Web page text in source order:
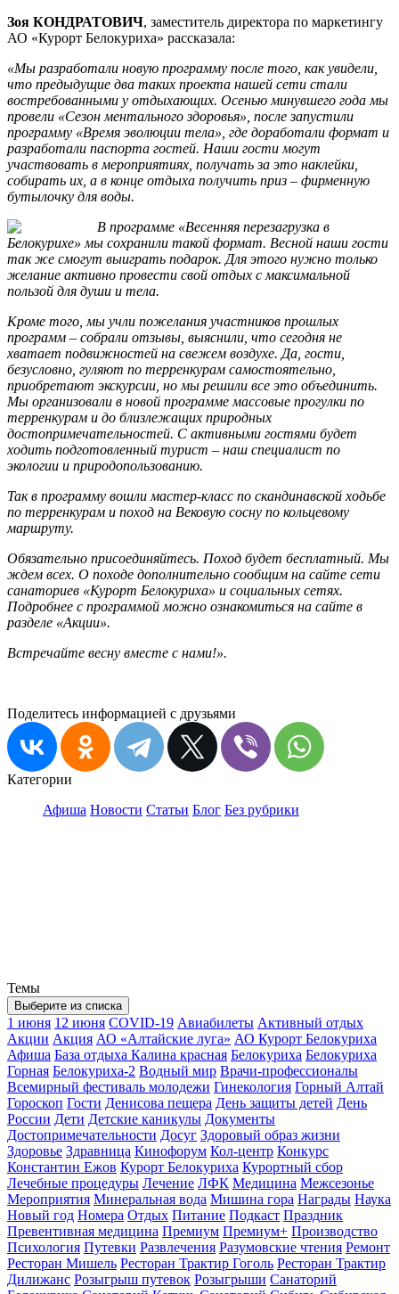
Зоя КОНДРАТОВИЧ, заместитель директора по маркетингу
АО «Курорт Белокуриха» рассказала:
«Мы разработали новую программу после того, как увидели,
что предыдущие два таких проекта нашей сети стали
востребованными у отдыхающих. Осенью минувшего года мы
провели «Сезон ментального здоровья», после запустили
программу «Время эволюции тела», где доработали формат и
разработали паспорта гостей. Наши гости могут
участвовать в мероприятиях, получать за это наклейки,
собирать их, а в конце отдыха получить приз – фирменную
бутылочку для воды.
В программе «Весенняя перезагрузка в
Белокурихе» мы сохранили такой формат. Весной наши гости
так же смогут выиграть подарок. Для этого нужно только
желание активно провести свой отдых с максимальной
пользой для души и тела.
Кроме того, мы учли пожелания участников прошлых
программ – собрали отзывы, выяснили, что сегодня не
хватает подвижностей на свежем воздухе. Да, гости,
безусловно, гуляют по терренкурам самостоятельно,
приобретают экскурсии, но мы решили все это объединить.
Мы организовали в новой программе массовые прогулки по
терренкурам и до близлежащих природных
достопримечательностей. С активными гостями будет
ходить подготовленный турист – наш специалист по
экологии и природопользованию.
Так в программу вошли мастер-класс по скандинавской ходьбе
по терренкурам и поход на Вековую сосну по кольцевому
маршруту.
Обязательно присоединяйтесь. Поход будет бесплатный. Мы
ждем всех. О походе дополнительно сообщим на сайте сети
санаториев «Курорт Белокуриха» и социальных сетях.
Подробнее с программой можно ознакомиться на сайте в
разделе «Акции».
Встречайте весну вместе с нами!».
Поделитесь информацией с друзьями
Категории
Афиша Новости Статьи Блог Без рубрики
Темы
Выберите из списка
1 июня 12 июня COVID-19 Авиабилеты Активный отдых
Акции Акция АО «Алтайские луга» АО Курорт Белокуриха
Афиша База отдыха Калина красная Белокуриха Белокуриха
Горная Белокуриха-2 Водный мир Врачи-профессионалы
Всемирный фестиваль молодежи Гинекология Горный Алтай
Гороскоп Гости Денисова пещера День защиты детей День
России Дети Детские каникулы Документы
Достопримечательности Досуг Здоровый образ жизни
Здоровье Здравница Кинофорум Кол-центр Конкурс
Константин Ежов Курорт Белокуриха Курортный сбор
Лечебные процедуры Лечение ЛФК Медицина Межсезонье
Мероприятия Минеральная вода Мишина гора Награды Наука
Новый год Номера Отдых Питание Подкаст Праздник
Превентивная медицина Премиум Премиум+ Производство
Психология Путевки Развлечения Разумовские чтения Ремонт
Ресторан Мишель Ресторан Трактир Гоголь Ресторан Трактир
Дилижанс Розыгрыш путевок Розыгрыши Санаторий